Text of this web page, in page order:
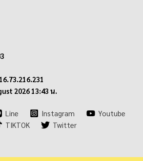
2026 13:43 น.
Line Instagram
Youtube
TIKTOK
Twitter